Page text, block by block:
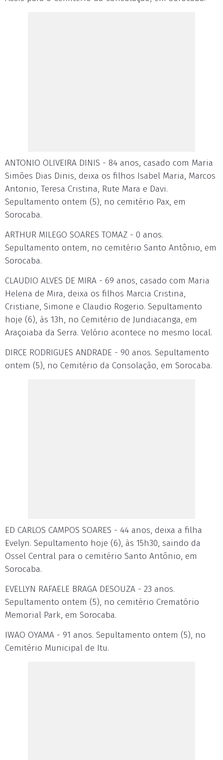
ANTONIO OLIVEIRA DINIS - 84 anos, casado com Maria
Simões Dias Dinis, deixa os filhos Isabel Maria, Marcos
Antonio, Teresa Cristina, Rute Mara e Davi.
Sepultamento ontem (5), no cemitério Pax, em
Sorocaba.
ARTHUR MILEGO SOARES TOMAZ - 0 anos.
Sepultamento ontem, no cemitério Santo Antônio, em
Sorocaba.
CLAUDIO ALVES DE MIRA - 69 anos, casado com Maria
Helena de Mira, deixa os filhos Marcia Cristina,
Cristiane, Simone e Claudio Rogerio. Sepultamento
hoje (6), às 13h, no Cemitério de Jundiacanga, em
Araçoiaba da Serra. Velório acontece no mesmo local.
DIRCE RODRIGUES ANDRADE - 90 anos. Sepultamento
ontem (5), no Cemitério da Consolação, em Sorocaba.
ED CARLOS CAMPOS SOARES - 44 anos, deixa a filha
Evelyn. Sepultamento hoje (6), às 15h30, saindo da
Ossel Central para o cemitério Santo Antônio, em
Sorocaba.
EVELLYN RAFAELE BRAGA DESOUZA - 23 anos.
Sepultamento ontem (5), no cemitério Crematório
Memorial Park, em Sorocaba.
IWAO OYAMA - 91 anos. Sepultamento ontem (5), no
Cemitério Municipal de Itu.